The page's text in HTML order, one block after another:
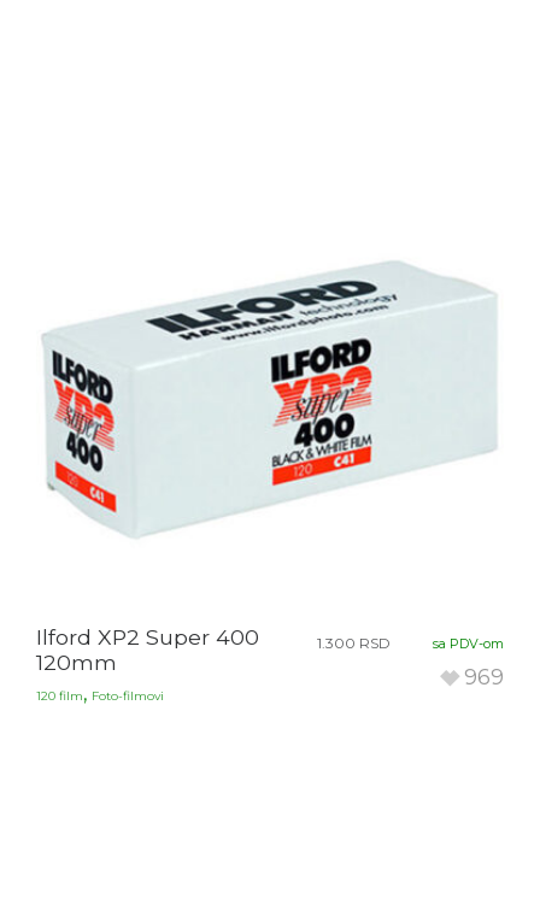
Ilford XP2 Super 400
120mm
120 film, Foto-filmovi
1.300 RSD sa PDV-om
969